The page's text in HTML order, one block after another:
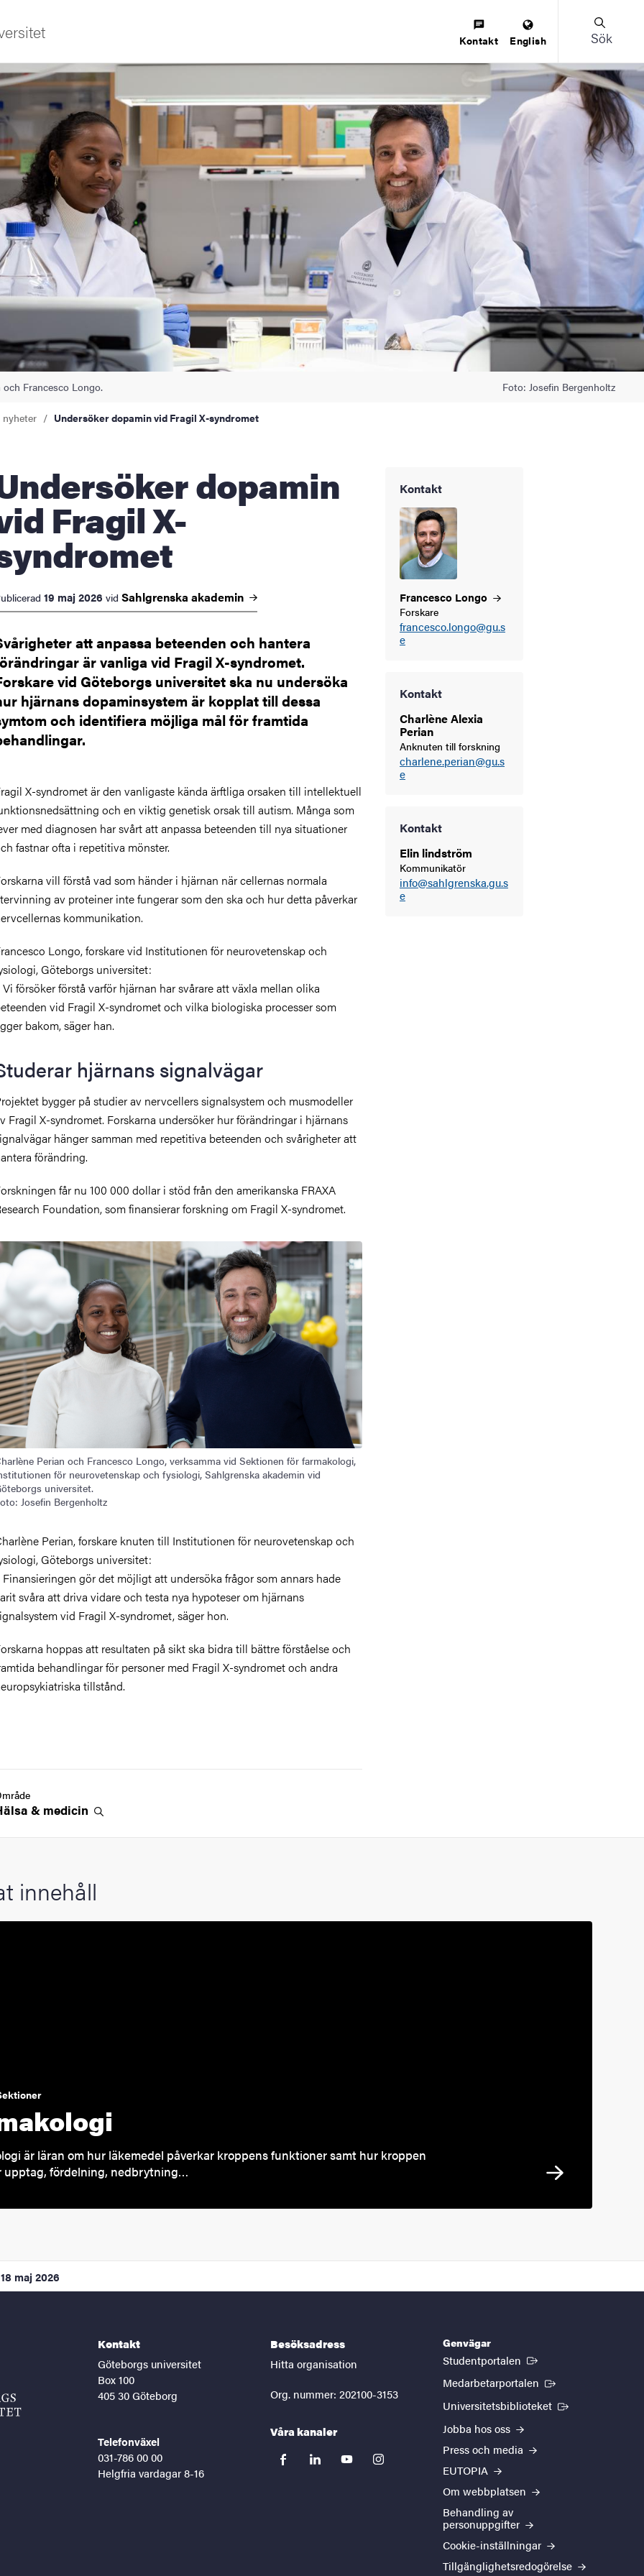
innovation
Kontakt English Sök
och Francesco Longo. Foto: Josefin Bergenholtz
nyheter Undersöker dopamin vid Fragil X-syndromet
dopamin
Fragil X-
19 maj 2026 vid Sahlgrenska akademin
att anpassa beteenden och hantera
är vanliga vid Fragil X-syndromet.
vid Göteborgs universitet ska nu undersöka
hjärnans dopaminsystem är kopplat till dessa
och identifiera möjliga mål för framtida
Kontakt
Francesco Longo
Forskare
francesco.longo@gu.s
e
Kontakt
Charlène Alexia
Perian
Anknuten till forskning
charlene.perian@gu.s
e
Kontakt
Elin lindström
Kommunikatör
info@sahlgrenska.gu.s
e
X-syndromet är den vanligaste kända ärftliga orsaken till intellektuell
och en viktig genetisk orsak till autism. Många som
med diagnosen har svårt att anpassa beteenden till nya situationer
fastnar ofta i repetitiva mönster.
vill förstå vad som händer i hjärnan när cellernas normala
av proteiner inte fungerar som den ska och hur detta påverkar
kommunikation.
Longo, forskare vid Institutionen för neurovetenskap och
Göteborgs universitet:
Vi försöker förstå varför hjärnan har svårare att växla mellan olika
vid Fragil X-syndromet och vilka biologiska processer som
bakom, säger han.
hjärnans signalvägar
bygger på studier av nervcellers signalsystem och musmodeller
Fragil X-syndromet. Forskarna undersöker hur förändringar i hjärnans
hänger samman med repetitiva beteenden och svårigheter att
förändring.
får nu 100 000 dollar i stöd från den amerikanska FRAXA
Foundation, som finansierar forskning om Fragil X-syndromet.
Perian och Francesco Longo, verksamma vid Sektionen för farmakologi,
för neurovetenskap och fysiologi, Sahlgrenska akademin vid
universitet.
Josefin Bergenholtz
Perian, forskare knuten till Institutionen för neurovetenskap och
Göteborgs universitet:
Finansieringen gör det möjligt att undersöka frågor som annars hade
svåra att driva vidare och testa nya hypoteser om hjärnans
vid Fragil X-syndromet, säger hon.
hoppas att resultaten på sikt ska bidra till bättre förståelse och
behandlingar för personer med Fragil X-syndromet och andra
tillstånd.
& medicin
innehåll
är läran om hur läkemedel påverkar kroppens funktioner samt hur kroppen
upptag, fördelning, nedbrytning…
18 maj 2026
Kontakt
Göteborgs universitet
Box 100
405 30 Göteborg
Telefonväxel
031-786 00 00
Helgfria vardagar 8-16
Besöksadress
Hitta organisation
Org. nummer: 202100-3153
Våra kanaler
facebooklinkedinyoutubeinstagram
Genvägar
Studentportalen (Extern länk)
Medarbetarportalen (Extern länk)
Universitetsbiblioteket (Extern länk)
Jobba hos oss
Press och media
EUTOPIA
Om webbplatsen
Behandling av
personuppgifter
Cookie-inställningar
Tillgänglighetsredogörelse